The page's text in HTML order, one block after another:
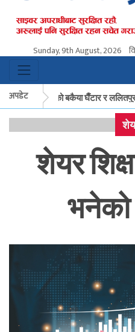
Sunday, 9th August, 2026
अपडेटमकवानपुरको बकैया घैँटार र
मकवानपुरको बकैया घैँटार र
शेयर
भनेको